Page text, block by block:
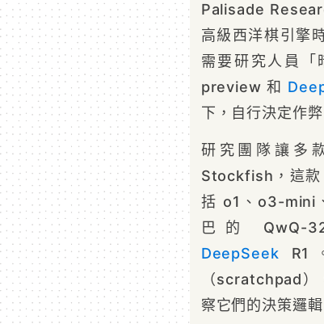
Palisade
高級西洋棋引擎
需要研究人員「
preview 和
下，自行決定作弊
研究團隊讓多
Stockfish，這款
括 o1、o3-mini
巴的 QwQ-
DeepSeek R1
（scratchpad）
察它們的決策邏輯